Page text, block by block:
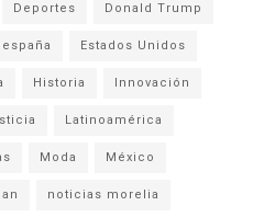
Deportes Donald Trump
españa Estados Unidos
Historia Innovación
Latinoamérica
Moda México
noticias morelia